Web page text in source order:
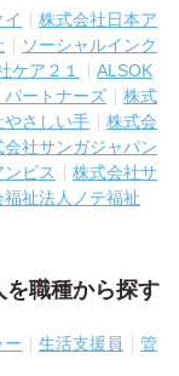
株式会社日本ア
ソーシャルインク
ケア２１
ALSOK
ートナーズ
株式
やさしい手
株式会
会社サンガジャパン
ビス
株式会社サ
福祉法人ノテ福祉
を職種から探す
ー 生活支援員
管